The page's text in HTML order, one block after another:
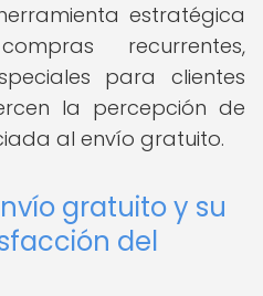
estratégica
recurrentes,
para clientes
la percepción de
al envío gratuito.
gratuito y su
del